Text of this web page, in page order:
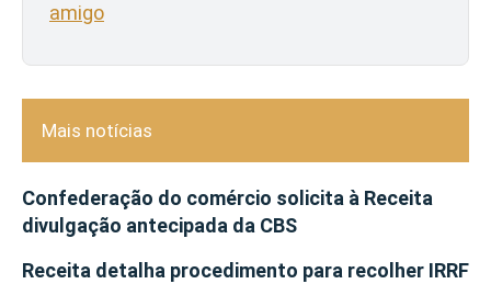
amigo
Mais notícias
Confederação do comércio solicita à Receita
divulgação antecipada da CBS
Receita detalha procedimento para recolher IRRF